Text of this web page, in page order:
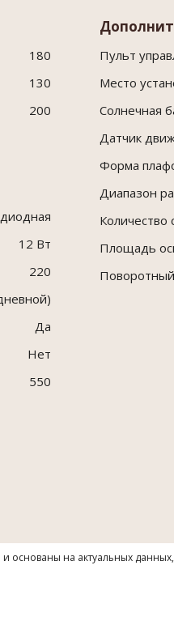
180
130
200
12 Вт
220
Да
Нет
550
Пульт
Место
Солнечная
Датчик
Форма
Диапазон
Количество
Площадь
Поворотный
основаны на актуальных